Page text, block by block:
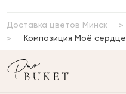
Доставка цветов Минск
Композиция Моё сердце